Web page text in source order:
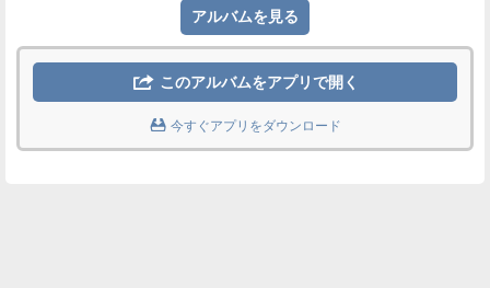
 このアルバムをアプリで開く
 今すぐアプリをダウンロード